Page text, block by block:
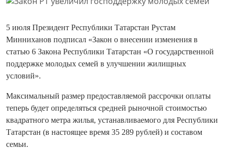
5 июля Президент Республики Татарстан Рустам
Минниханов подписал «Закон о внесении изменения в
статью 6 Закона Республики Татарстан «О государственной
поддержке молодых семей в улучшении жилищных
условий».
Максимальный размер предоставляемой рассрочки оплаты
теперь будет определяться средней рыночной стоимостью
квадратного метра жилья, устанавливаемого для Республики
Татарстан (в настоящее время 35 289 рублей) и составом
семьи.